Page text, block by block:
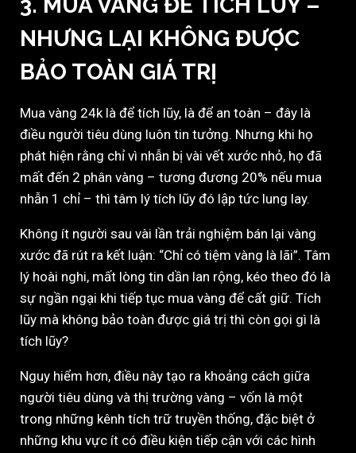
3. MUA VÀNG ĐỂ TÍCH LŨY –
NHƯNG LẠI KHÔNG ĐƯỢC
BẢO TOÀN GIÁ TRỊ
Mua vàng 24k là để tích lũy, là để an toàn – đây là
điều người tiêu dùng luôn tin tưởng. Nhưng khi họ
phát hiện rằng chỉ vì nhẫn bị vài vết xước nhỏ, họ đã
mất đến 2 phân vàng – tương đương 20% nếu mua
nhẫn 1 chỉ – thì tâm lý tích lũy đó lập tức lung lay.
Không ít người sau vài lần trải nghiệm bán lại vàng
xước đã rút ra kết luận: “Chỉ có tiệm vàng là lãi”. Tâm
lý hoài nghi, mất lòng tin dần lan rộng, kéo theo đó là
sự ngần ngại khi tiếp tục mua vàng để cất giữ. Tích
lũy mà không bảo toàn được giá trị thì còn gọi gì là
tích lũy?
Nguy hiểm hơn, điều này tạo ra khoảng cách giữa
người tiêu dùng và thị trường vàng – vốn là một
trong những kênh tích trữ truyền thống, đặc biệt ở
những khu vực ít có điều kiện tiếp cận với các hình